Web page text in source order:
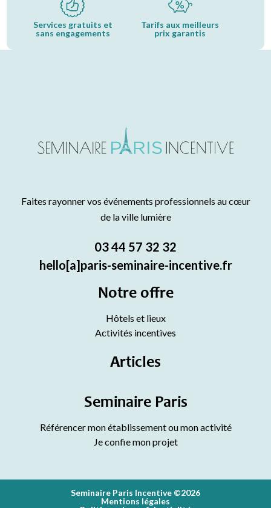
Services gratuits et
sans engagements
Tarifs aux meilleurs
prix garantis
Faites rayonner vos événements professionnels au cœur
de la ville lumière
03 44 57 32 32
hello[a]paris-seminaire-incentive.fr
Notre offre
Hôtels et lieux
Activités incentives
Articles
Seminaire Paris
Référencer mon établissement ou mon activité
Je confie mon projet
Seminaire Paris Incentive ©2026
Mentions légales